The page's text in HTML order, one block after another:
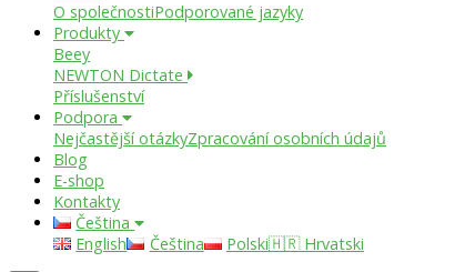
O společnostiPodporované jazyky
Produkty
Beey
NEWTON Dictate
Příslušenství
Podpora
Nejčastější otázkyZpracování osobních údajů
Blog
E-shop
Kontakty
Čeština
English
Čeština Polski🇭🇷 Hrvatski